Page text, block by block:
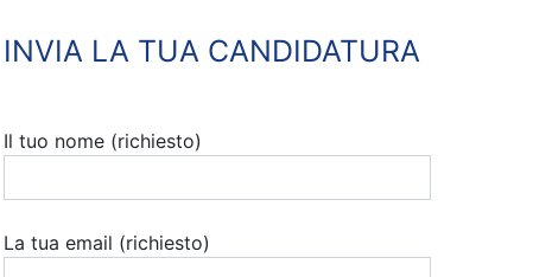
INVIA LA TUA CANDIDATURA
Il tuo nome (richiesto)
La tua email (richiesto)